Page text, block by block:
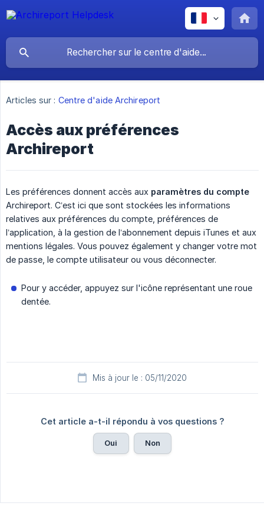
Articles sur : Centre d'aide Archireport
Accès aux préférences
Archireport
Les préférences donnent accès aux paramètres du compte
Archireport. C’est ici que sont stockées les informations
relatives aux préférences du compte, préférences de
l’application, à la gestion de l’abonnement depuis iTunes et aux
mentions légales. Vous pouvez également y changer votre mot
de passe, le compte utilisateur ou vous déconnecter.
Pour y accéder, appuyez sur l'icône représentant une roue
dentée.
Mis à jour le : 05/11/2020
Cet article a-t-il répondu à vos questions ?
Oui Non